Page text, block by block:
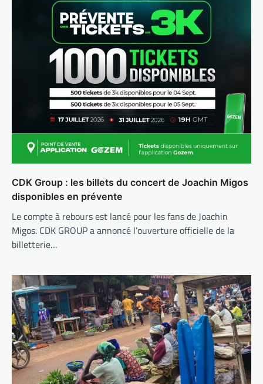
CDK Group : les billets du concert de Joachin Migos
disponibles en prévente
Le compte à rebours est lancé pour les fans de Joachin
Migos. CDK GROUP a annoncé l’ouverture officielle de la
billetterie…